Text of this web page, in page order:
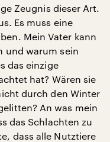
Zeugnis dieser Art.
Es muss eine
Mein Vater kann
und warum sein
das einzige
hat? Wären sie
durch den Winter
An was mein
das Schlachten zu
dass alle Nutztiere